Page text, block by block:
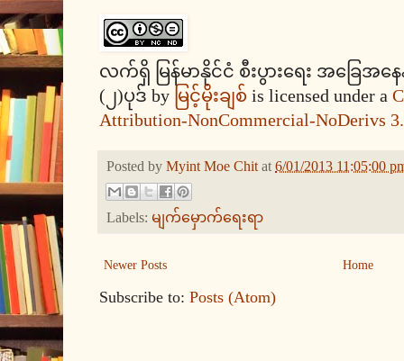
လက်ရှိ မြန်မာနိုင်ငံ စီးပွားရေး အခြေအန
(၂)ပုဒ် by မြင့်မိုးချစ် is licensed under a
Attribution-NonCommercial-NoDerivs
Posted by Myint Moe Chit at 6/01/2013 11:05:00
Labels: မျက်မှောက်ရေးရာ
Newer Posts Home
Subscribe to: Posts (Atom)